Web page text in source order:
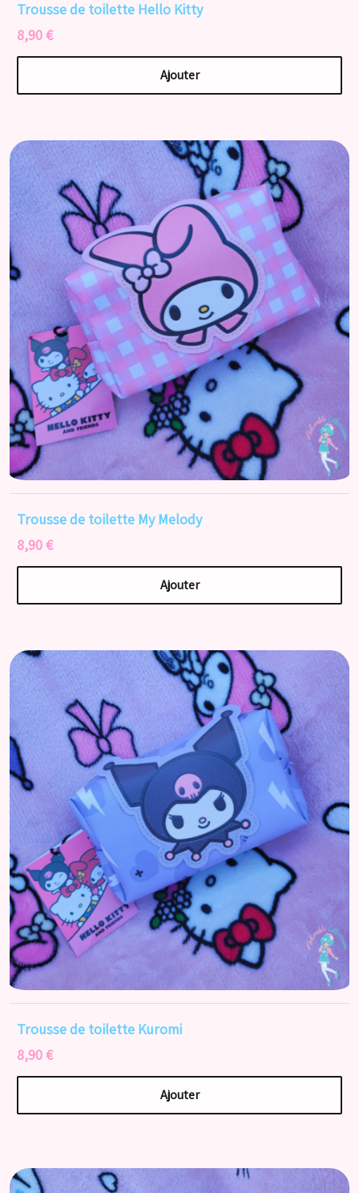
Trousse de toilette Hello Kitty
8,90 €
Ajouter
Trousse de toilette My Melody
8,90 €
Ajouter
Trousse de toilette Kuromi
8,90 €
Ajouter